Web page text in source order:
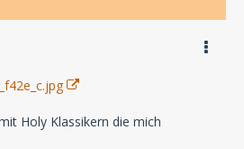
Holy Klassikern die mich